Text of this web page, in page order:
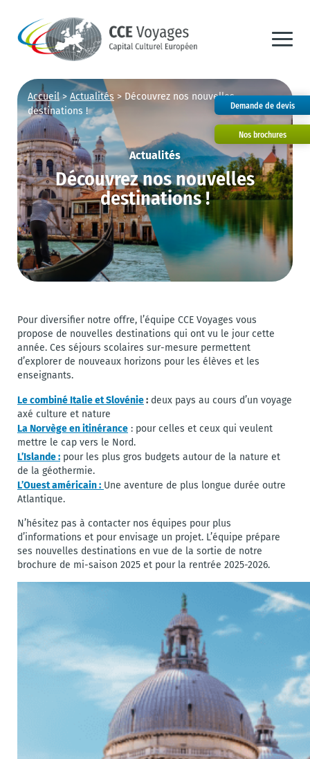
Demande de devis
Nos brochures
Accueil> Actualités >Découvrez nos nouvelles
destinations !
Actualités
Découvrez nos nouvelles
destinations !
Pour diversifier notre offre, l’équipe CCE Voyages vous
propose de nouvelles destinations qui ont vu le jour cette
année. Ces séjours scolaires sur-mesure permettent
d’explorer de nouveaux horizons pour les élèves et les
enseignants.
Le combiné Italie et Slovénie: deux pays au cours d’un voyage
axé culture et nature
La Norvège en itinérance : pour celles et ceux qui veulent
mettre le cap vers le Nord.
L’Islande : pour les plus gros budgets autour de la nature et
de la géothermie.
L’Ouest américain : Une aventure de plus longue durée outre
Atlantique.
N’hésitez pas à contacter nos équipes pour plus
d’informations et pour envisage un projet. L’équipe prépare
ses nouvelles destinations en vue de la sortie de notre
brochure de mi-saison 2025 et pour la rentrée 2025-2026.